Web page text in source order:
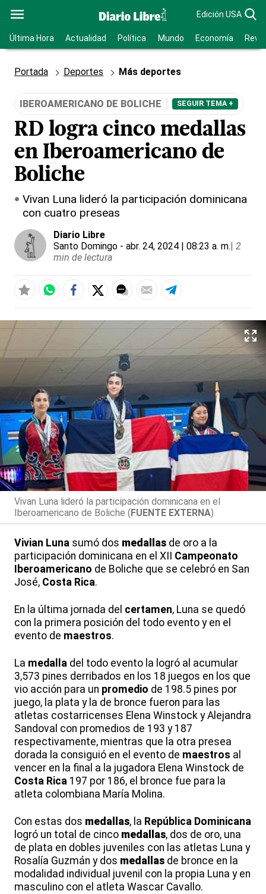
Edición USA
Última Hora Actualidad Política Mundo Economía
Portada Deportes Más deportes
IBEROAMERICANO DE BOLICHE SEGUIR TEMA +
RD logra cinco medallas
en Iberoamericano de
Boliche
Vivan Luna lideró la participación dominicana
con cuatro preseas
Diario Libre
Santo Domingo - abr. 24, 2024 | 08:23 a. m.| 2
min de lectura
Vivan Luna lideró la participación dominicana en el
Iberoamericano de Boliche (FUENTE EXTERNA)
Vivian Luna sumó dos medallas de oro a la
participación dominicana en el XII Campeonato
Iberoamericano de Boliche que se celebró en San
José, Costa Rica.
En la última jornada del certamen, Luna se quedó
con la primera posición del todo evento y en el
evento de maestros.
La medalla del todo evento la logró al acumular
3,573 pines derribados en los 18 juegos en los que
vio acción para un promedio de 198.5 pines por
juego, la plata y la de bronce fueron para las
atletas costarricenses Elena Winstock y Alejandra
Sandoval con promedios de 193 y 187
respectivamente, mientras que la otra presea
dorada la consiguió en el evento de maestros al
vencer en la final a la jugadora Elena Winstock de
Costa Rica 197 por 186, el bronce fue para la
atleta colombiana María Molina.
Con estas dos medallas, la República Dominicana
logró un total de cinco medallas, dos de oro, una
de plata en dobles juveniles con las atletas Luna y
Rosalía Guzmán y dos medallas de bronce en la
modalidad individual juvenil con la propia Luna y en
masculino con el atleta Wascar Cavallo.